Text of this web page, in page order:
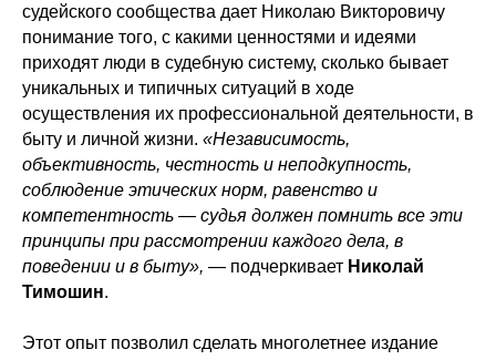
судейского сообщества дает Николаю Викторовичу
понимание того, с какими ценностями и идеями
приходят люди в судебную систему, сколько бывает
уникальных и типичных ситуаций в ходе
осуществления их профессиональной деятельности, в
быту и личной жизни. «Независимость,
объективность, честность и неподкупность,
соблюдение этических норм, равенство и
компетентность — судья должен помнить все эти
принципы при рассмотрении каждого дела, в
поведении и в быту», — подчеркивает Николай
Тимошин.
Этот опыт позволил сделать многолетнее издание